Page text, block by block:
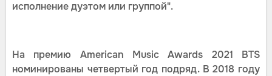
исполнение дуэтом или группой".
На премию American Music Awards 2021 BTS
номинированы четвертый год подряд. В 2018 году